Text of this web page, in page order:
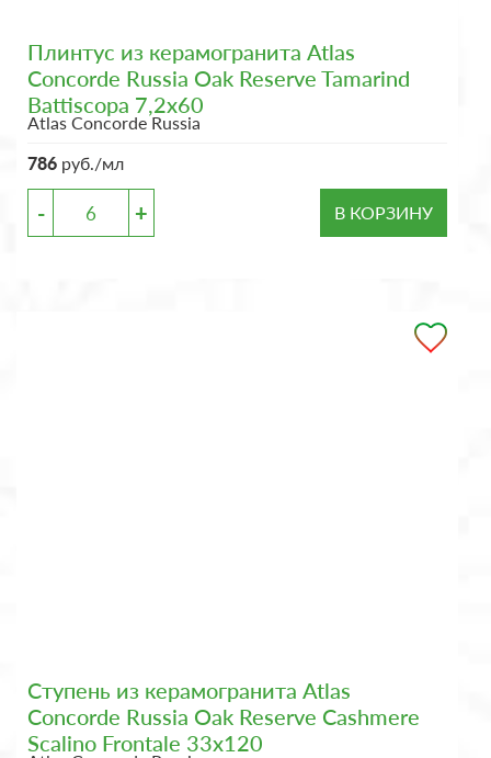
Плинтус из керамогранита Atlas
Concorde Russia Oak Reserve Tamarind
Battiscopa 7,2x60
Atlas Concorde Russia
786 руб./мл
- + В КОРЗИНУ
Ступень из керамогранита Atlas
Concorde Russia Oak Reserve Cashmere
Scalino Frontale 33x120